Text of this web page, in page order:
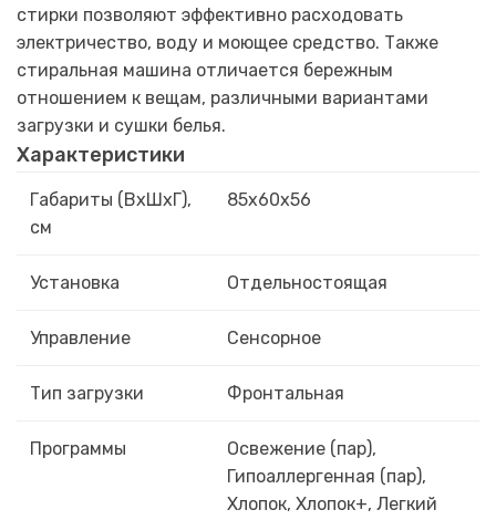
стирки позволяют эффективно расходовать
электричество, воду и моющее средство. Также
стиральная машина отличается бережным
отношением к вещам, различными вариантами
загрузки и сушки белья.
Характеристики
Габариты (ВxШxГ),
см
85x60x56
Установка Отдельностоящая
Управление Сенсорное
Тип загрузки Фронтальная
Программы
Освежение (пар),
Гипоаллергенная (пар),
Хлопок, Хлопок+, Легкий